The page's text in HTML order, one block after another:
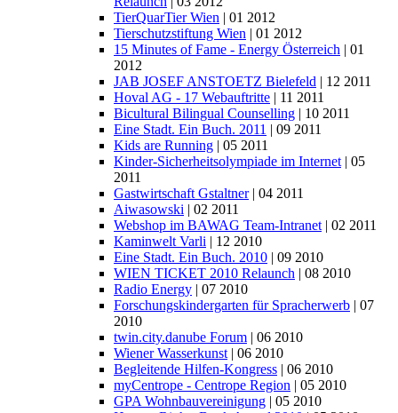
TierQuarTier Wien | 01 2012
Tierschutzstiftung Wien | 01 2012
15 Minutes of Fame - Energy Österreich | 01
2012
JAB JOSEF ANSTOETZ Bielefeld | 12 2011
Hoval AG - 17 Webauftritte | 11 2011
Bicultural Bilingual Counselling | 10 2011
Eine Stadt. Ein Buch. 2011 | 09 2011
Kids are Running | 05 2011
Kinder-Sicherheitsolympiade im Internet | 05
2011
Gastwirtschaft Gstaltner| 04 2011
Aiwasowski | 02 2011
Webshop im BAWAG Team-Intranet | 02 2011
Kaminwelt Varli | 12 2010
Eine Stadt. Ein Buch. 2010 | 09 2010
WIEN TICKET 2010 Relaunch | 08 2010
Radio Energy | 07 2010
Forschungskindergarten für Spracherwerb | 07
2010
twin.city.danube Forum | 06 2010
Wiener Wasserkunst | 06 2010
Begleitende Hilfen-Kongress | 06 2010
myCentrope - Centrope Region | 05 2010
GPA Wohnbauvereinigung | 05 2010